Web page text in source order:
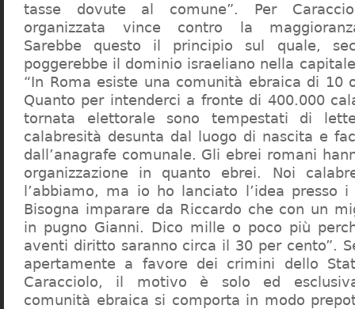
tasse dovute al comune”. Per
organizzata vince contro la
Sarebbe questo il principio sul quale,
poggerebbe il dominio israeliano nella
“In Roma esiste una comunità ebraica di 10
Quanto per intenderci a fronte di 400.000
tornata elettorale sono tempestati di
calabresità desunta dal luogo di nascita e
dall’anagrafe comunale. Gli ebrei romani
organizzazione in quanto ebrei. Noi
l’abbiamo, ma io ho lanciato l’idea presso
Bisogna imparare da Riccardo che con un
in pugno Gianni. Dico mille o poco più
aventi diritto saranno circa il 30 per cento”.
apertamente a favore dei crimini dello
Caracciolo, il motivo è solo ed
comunità ebraica si comporta in modo